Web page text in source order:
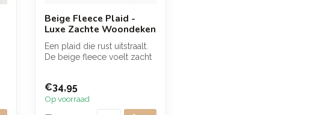
Beige Fleece Plaid -
Luxe Zachte Woondeken
Een plaid die rust uitstraalt.
De beige fleece voelt zacht
€34,95
Op voorraad